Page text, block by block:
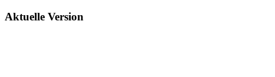
Aktuelle Version